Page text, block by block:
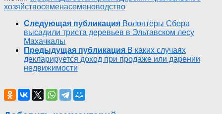
хозяйствосеменасеменоводство
Следующая публикация Волонтёры Сбера
высадили триста деревьев в Эльтавском лесу
Махачкалы
Предыдущая публикация В каких случаях
декларируется доход при продаже или дарении
недвижимости